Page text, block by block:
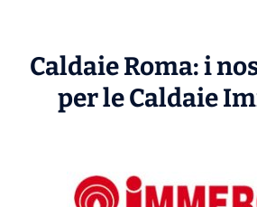
Caldaie Roma: i
per le Caldaie